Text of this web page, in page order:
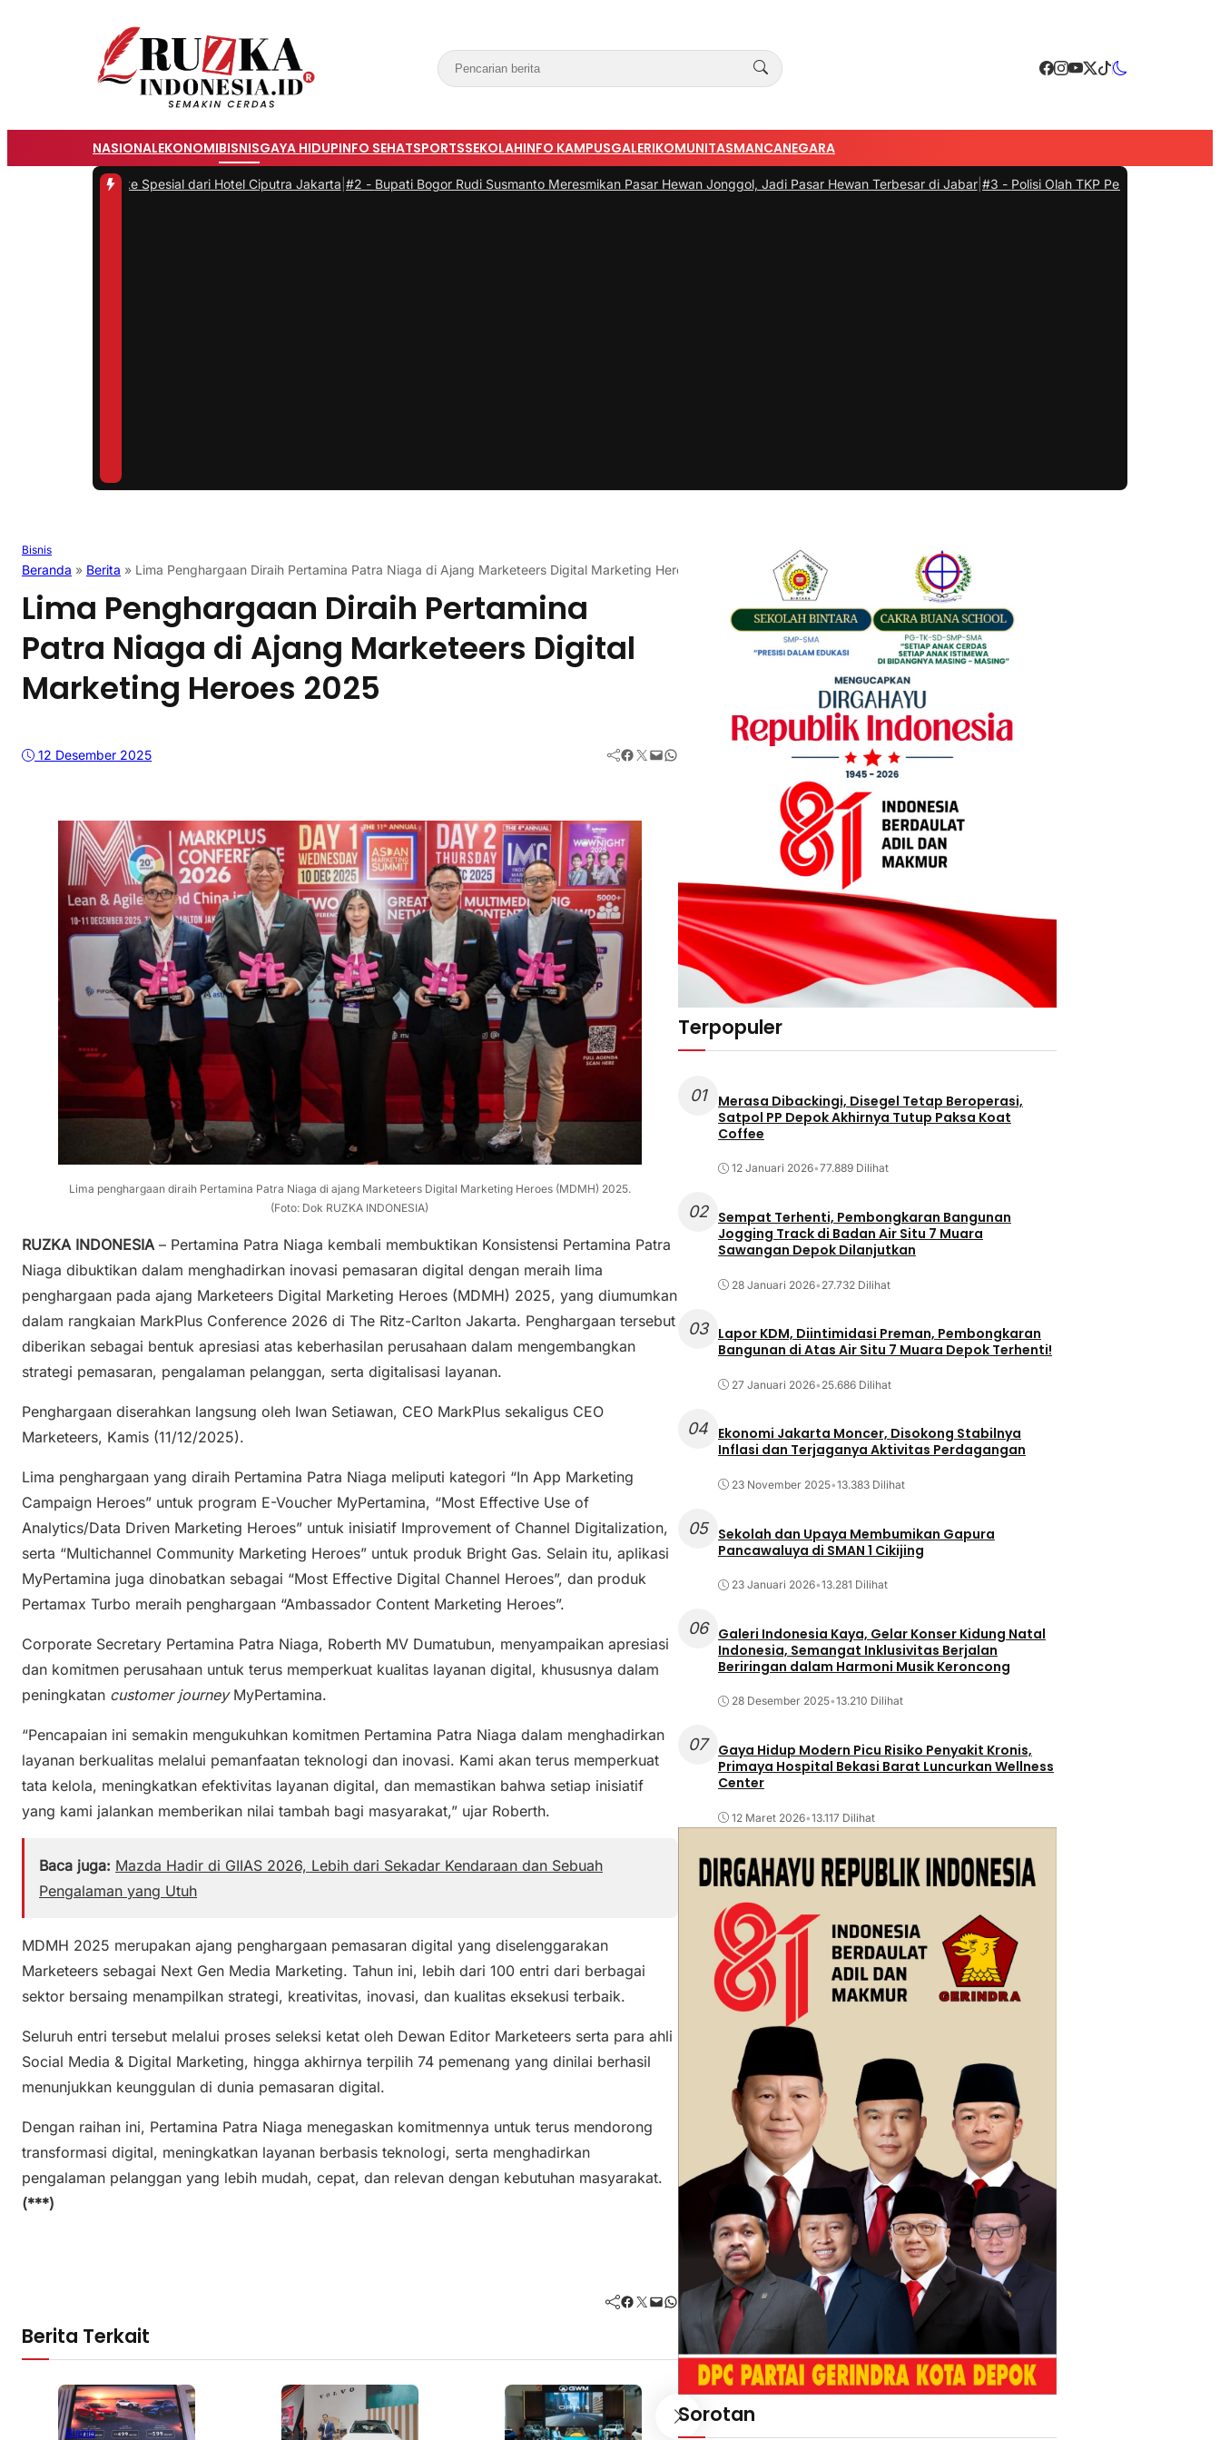
NASIONALEKONOMIBISNISGAYA HIDUPINFO SEHATSPORTSSEKOLAHINFO KAMPUSGALERIKOMUNITASMANCANEGARA
Spesial dari Hotel Ciputra Jakarta|#2 -Bupati Bogor Rudi Susmanto Meresmikan Pasar Hewan Jonggol, Jadi Pasar Hewan Terbesar di Jabar|#3 - Polisi Olah TKP Penemuan Mayat Janin Bayi di
Bisnis
Beranda » Berita » Lima Penghargaan Diraih Pertamina Patra Niaga di Ajang Marketeers Digital Marketing Heroes 2025
Lima Penghargaan Diraih Pertamina
Patra Niaga di Ajang Marketeers Digital
Marketing Heroes 2025
12 Desember 2025 Facebook Twitter Mail WhatsApp
Lima penghargaan diraih Pertamina Patra Niaga di ajang Marketeers Digital Marketing Heroes (MDMH) 2025.
(Foto: Dok RUZKA INDONESIA)
RUZKA INDONESIA– Pertamina Patra Niaga kembali membuktikan Konsistensi Pertamina Patra
Niaga dibuktikan dalam menghadirkan inovasi pemasaran digital dengan meraih lima
penghargaan pada ajang Marketeers Digital Marketing Heroes (MDMH) 2025, yang diumumkan
dalam rangkaian MarkPlus Conference 2026 di The Ritz-Carlton Jakarta. Penghargaan tersebut
diberikan sebagai bentuk apresiasi atas keberhasilan perusahaan dalam mengembangkan
strategi pemasaran, pengalaman pelanggan, serta digitalisasi layanan.
Penghargaan diserahkan langsung oleh Iwan Setiawan, CEO MarkPlus sekaligus CEO
Marketeers, Kamis (11/12/2025).
Lima penghargaan yang diraih Pertamina Patra Niaga meliputi kategori “In App Marketing
Campaign Heroes” untuk program E-Voucher MyPertamina, “Most Effective Use of
Analytics/Data Driven Marketing Heroes” untuk inisiatif Improvement of Channel Digitalization,
serta “Multichannel Community Marketing Heroes” untuk produk Bright Gas. Selain itu, aplikasi
MyPertamina juga dinobatkan sebagai “Most Effective Digital Channel Heroes”, dan produk
Pertamax Turbo meraih penghargaan “Ambassador Content Marketing Heroes”.
Corporate Secretary Pertamina Patra Niaga, Roberth MV Dumatubun, menyampaikan apresiasi
dan komitmen perusahaan untuk terus memperkuat kualitas layanan digital, khususnya dalam
peningkatan customer journeyMyPertamina.
“Pencapaian ini semakin mengukuhkan komitmen Pertamina Patra Niaga dalam menghadirkan
layanan berkualitas melalui pemanfaatan teknologi dan inovasi. Kami akan terus memperkuat
tata kelola, meningkatkan efektivitas layanan digital, dan memastikan bahwa setiap inisiatif
yang kami jalankan memberikan nilai tambah bagi masyarakat,” ujar Roberth.
Baca juga: Mazda Hadir di GIIAS 2026, Lebih dari Sekadar Kendaraan dan Sebuah
Pengalaman yang Utuh
MDMH 2025 merupakan ajang penghargaan pemasaran digital yang diselenggarakan
Marketeers sebagai Next Gen Media Marketing. Tahun ini, lebih dari 100 entri dari berbagai
sektor bersaing menampilkan strategi, kreativitas, inovasi, dan kualitas eksekusi terbaik.
Seluruh entri tersebut melalui proses seleksi ketat oleh Dewan Editor Marketeers serta para ahli
Social Media & Digital Marketing, hingga akhirnya terpilih 74 pemenang yang dinilai berhasil
menunjukkan keunggulan di dunia pemasaran digital.
Dengan raihan ini, Pertamina Patra Niaga menegaskan komitmennya untuk terus mendorong
transformasi digital, meningkatkan layanan berbasis teknologi, serta menghadirkan
pengalaman pelanggan yang lebih mudah, cepat, dan relevan dengan kebutuhan masyarakat.
(***)
Facebook Twitter Mail WhatsApp
Berita Terkait
Bisnis
Terpopuler
01
Merasa Dibackingi, Disegel Tetap Beroperasi,
Satpol PP Depok Akhirnya Tutup Paksa Koat
Coffee
12 Januari 2026•77.889 Dilihat
02
Sempat Terhenti, Pembongkaran Bangunan
Jogging Track di Badan Air Situ 7 Muara
Sawangan Depok Dilanjutkan
28 Januari 2026• 27.732 Dilihat
03
Lapor KDM, Diintimidasi Preman, Pembongkaran
Bangunan di Atas Air Situ 7 Muara Depok Terhenti!
27 Januari 2026• 25.686 Dilihat
04 Ekonomi Jakarta Moncer, Disokong Stabilnya
Inflasi dan Terjaganya Aktivitas Perdagangan
23 November 2025•13.383 Dilihat
05
Sekolah dan Upaya Membumikan Gapura
Pancawaluya di SMAN 1 Cikijing
23 Januari 2026•13.281 Dilihat
06
Galeri Indonesia Kaya, Gelar Konser Kidung Natal
Indonesia, Semangat Inklusivitas Berjalan
Beriringan dalam Harmoni Musik Keroncong
28 Desember 2025•13.210 Dilihat
07
Gaya Hidup Modern Picu Risiko Penyakit Kronis,
Primaya Hospital Bekasi Barat Luncurkan Wellness
Center
12 Maret 2026•13.117 Dilihat
Sorotan